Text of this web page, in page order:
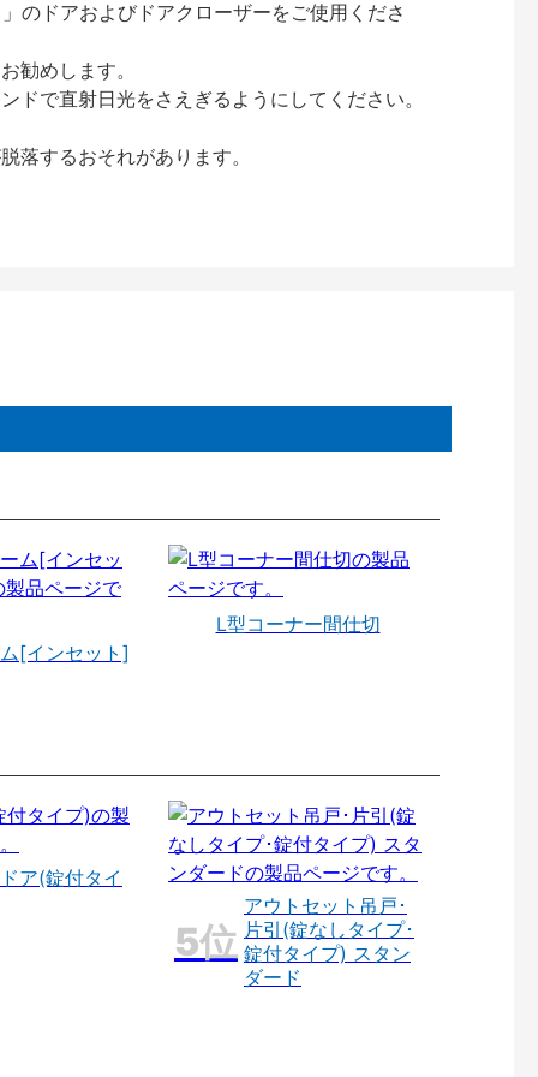
のドアおよびドアクローザーをご使用くださ
勧めします。
で直射日光をさえぎるようにしてください。
落するおそれがあります。
[インセット]
L型コーナー間仕切
ア(錠付タイ
アウトセット吊戸･
片引(錠なしタイプ･
錠付タイプ) スタン
ダード